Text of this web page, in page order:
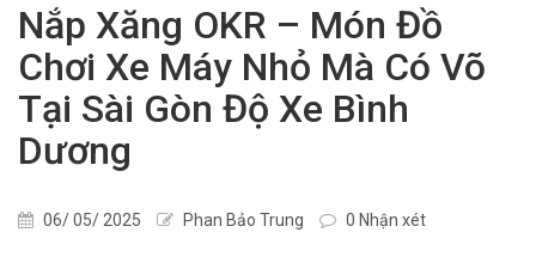
Nắp Xăng OKR – Món Đồ
Chơi Xe Máy Nhỏ Mà Có Võ
Tại Sài Gòn Độ Xe Bình
Dương
06/ 05/ 2025 Phan Bảo Trung 0 Nhận xét